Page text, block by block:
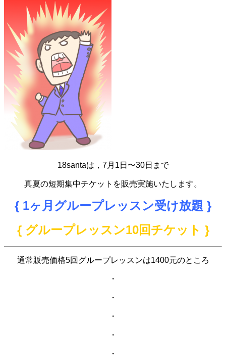
18santaは，7月1日〜30日まで
真夏の短期集中チケットを販売実施いたします。
{ 1ヶ月グループレッスン受け放題 }
{ グループレッスン10回チケット }
通常販売価格5回グループレッスンは1400元のところ
・
・
・
・
・